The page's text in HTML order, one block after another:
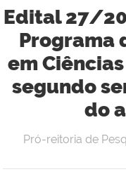
Edital 27/
Programa
em
segundo
do
Pró-reitoria de